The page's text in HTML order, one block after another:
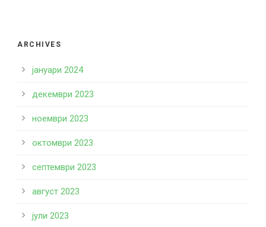
ARCHIVES
јануари 2024
декември 2023
ноември 2023
октомври 2023
септември 2023
август 2023
јули 2023